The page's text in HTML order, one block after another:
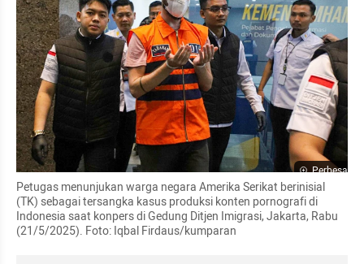
Perbesar
Petugas menunjukan warga negara Amerika Serikat berinisial
(TK) sebagai tersangka kasus produksi konten pornografi di
Indonesia saat konpers di Gedung Ditjen Imigrasi, Jakarta, Rabu
(21/5/2025). Foto: Iqbal Firdaus/kumparan